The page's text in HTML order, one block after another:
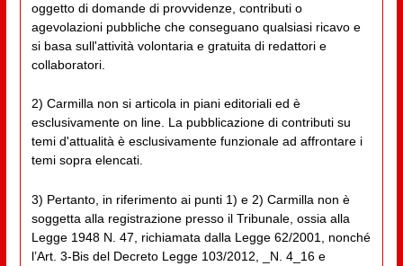
oggetto di domande di provvidenze, contributi o
agevolazioni pubbliche che conseguano qualsiasi ricavo e
si basa sull'attività volontaria e gratuita di redattori e
collaboratori.
2) Carmilla non si articola in piani editoriali ed è
esclusivamente on line. La pubblicazione di contributi su
temi d'attualità è esclusivamente funzionale ad affrontare i
temi sopra elencati.
3) Pertanto, in riferimento ai punti 1) e 2) Carmilla non è
soggetta alla registrazione presso il Tribunale, ossia alla
Legge 1948 N. 47, richiamata dalla Legge 62/2001, nonché
l’Art. 3-Bis del Decreto Legge 103/2012, _N. 4_16 e